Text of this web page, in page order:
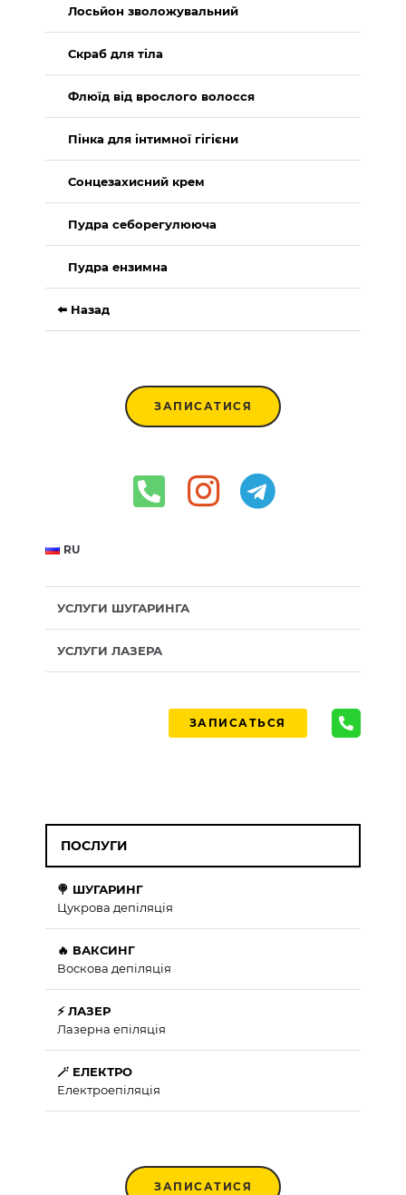
Лосьйон зволожувальний
Скраб для тіла
Флюїд від врослого волосся
Пінка для інтимної гігієни
Сонцезахисний крем
Пудра себорегулююча
Пудра ензимна
⬅️ Назад
ЗАПИСАТИСЯ
RU
УСЛУГИ ШУГАРИНГА
УСЛУГИ ЛАЗЕРА
ЗАПИСАТЬСЯ
ПОСЛУГИ
🍭 ШУГАРИНГ
Цукрова депіляція
🔥 ВАКСИНГ
Воскова депіляція
⚡ ЛАЗЕР
Лазерна епіляція
🪄 ЕЛЕКТРО
Електроепіляція
ЗАПИСАТИСЯ